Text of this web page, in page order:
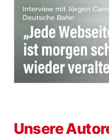
Unsere